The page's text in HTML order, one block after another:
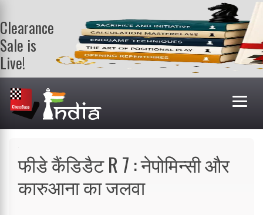
Clearance
Sale is
Live!
Get a FREE
book on
purchasing 2
or more
books. Valid
फीडे कैंडिडैट R 7 : नेपोमिन्सी और
कारुआना का जलवा